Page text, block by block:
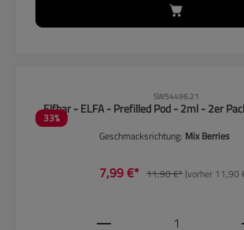
33%
SW54496.21
Elfbar - ELFA - Prefilled Pod - 2ml - 2er
Geschmacksrichtung: Mix Berries
7,99 €* 11,90 €*(vorher 11,90
Produkt Anzahl: